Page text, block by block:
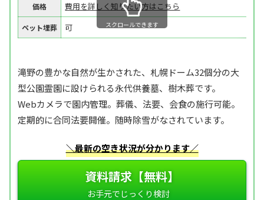
価格 費用を詳しく知りたい方はこちら
ペット埋葬 可 スクロールできます
滝野の豊かな自然が生かされた、札幌ドーム32個分の大
型公園霊園に設けられる永代供養墓、樹木葬です。
Webカメラで園内管理。葬儀、法要、会食の施行可能。
定期的に合同法要開催。随時除雪がなされています。
＼最新の空き状況が分かります／
資料請求【無料】